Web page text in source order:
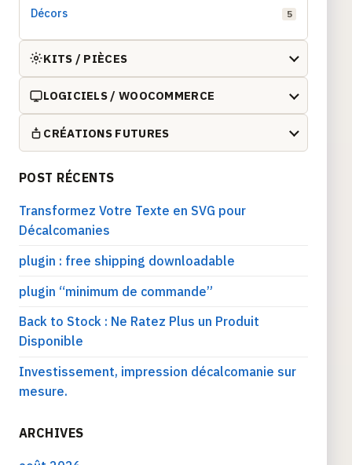
Décors 5
KITS / PIÈCES
LOGICIELS / WOOCOMMERCE
CRÉATIONS FUTURES
POST RÉCENTS
Transformez Votre Texte en SVG pour
Décalcomanies
plugin : free shipping downloadable
plugin “minimum de commande”
Back to Stock : Ne Ratez Plus un Produit
Disponible
Investissement, impression décalcomanie sur
mesure.
ARCHIVES